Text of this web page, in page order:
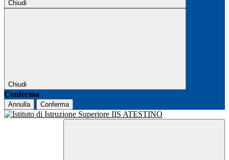
Chiudi
Chiudi
Conferma
Annulla Conferma